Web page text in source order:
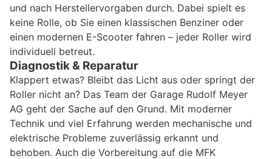
und nach Herstellervorgaben durch. Dabei spielt es
keine Rolle, ob Sie einen klassischen Benziner oder
einen modernen E-Scooter fahren – jeder Roller wird
individuell betreut.
Diagnostik & Reparatur
Klappert etwas? Bleibt das Licht aus oder springt der
Roller nicht an? Das Team der Garage Rudolf Meyer
AG geht der Sache auf den Grund. Mit moderner
Technik und viel Erfahrung werden mechanische und
elektrische Probleme zuverlässig erkannt und
behoben. Auch die Vorbereitung auf die MFK